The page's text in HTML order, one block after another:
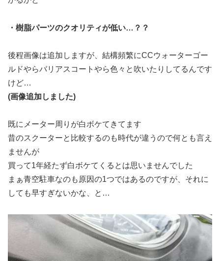
・樹脂パーツのクオリティが低い…？？
後程画像は追加しますが、結構頻繁にCCウォーターゴー
ルドやらバリアスコートやら色々と吹いたりしてるんです
けど…
(画像追加しました)
既にメーター周りが白ボケてきてます
昔のスクーターと比較するのも時代が違うので何とも言え
ませんが
買って1年経たず白ボケてくるとは思いませんでした
まぁ青空駐車なのも原因の1つではあるのですが、それに
しても早すぎないかな、と…